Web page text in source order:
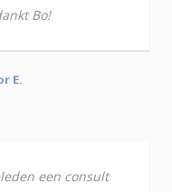
Bo!
E.
een consult